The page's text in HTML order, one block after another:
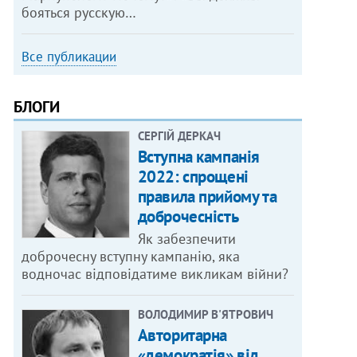
бояться русскую…
Все публикации
БЛОГИ
СЕРГІЙ ДЕРКАЧ
Вступна кампанія
2022: спрощені
правила прийому та
доброчесність
Як забезпечити
доброчесну вступну кампанію, яка
водночас відповідатиме викликам війни?
ВОЛОДИМИР В'ЯТРОВИЧ
Авторитарна